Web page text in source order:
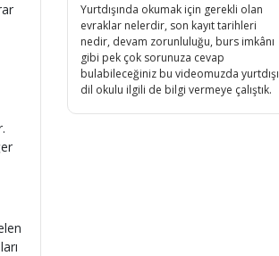
Yurtdışında okumak için gerekli olan
evraklar nelerdir, son kayıt tarihleri
nedir, devam zorunluluğu, burs imkânı
gibi pek çok sorunuza cevap
bulabileceğiniz bu videomuzda yurtdışı
dil okulu ilgili de bilgi vermeye çalıştık.